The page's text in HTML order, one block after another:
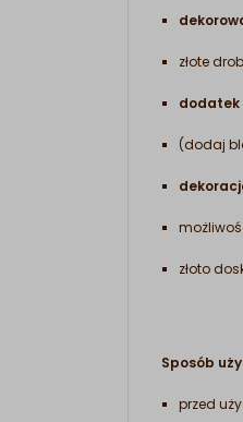
złote
dodatek
(dodaj
złoto
Sposób
przed